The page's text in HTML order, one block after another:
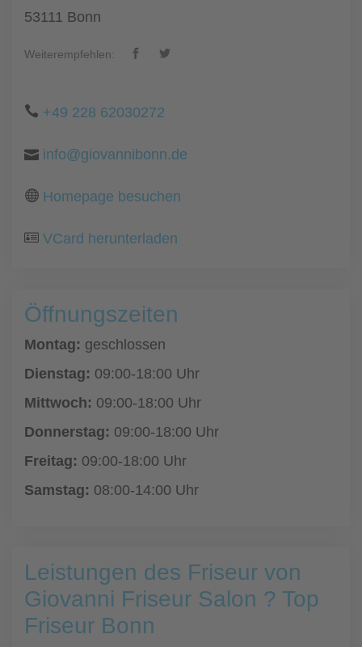
53111 Bonn
Weiterempfehlen:
+49 228 62030272
info@giovannibonn.de
Homepage besuchen
VCard herunterladen
Öffnungszeiten
Montag: geschlossen
Dienstag: 09:00-18:00 Uhr
Mittwoch: 09:00-18:00 Uhr
Donnerstag: 09:00-18:00 Uhr
Freitag: 09:00-18:00 Uhr
Samstag: 08:00-14:00 Uhr
Leistungen des Friseur von
Giovanni Friseur Salon ? Top
Friseur Bonn